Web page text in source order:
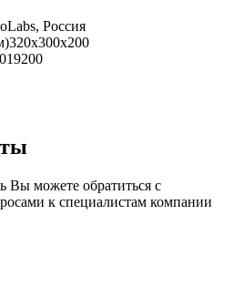
Россия
320x300x200
Вы можете обратиться с
к специалистам компании